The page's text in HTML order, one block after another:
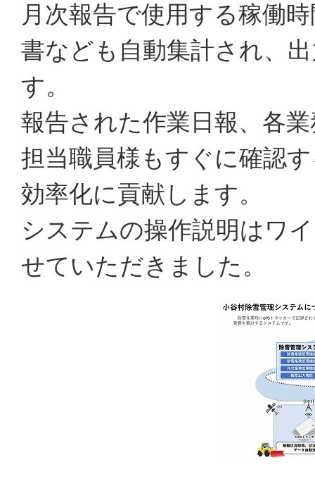
月次報告で使用する稼働
書なども自動集計され、
す。
報告された作業日報、各
担当職員様もすぐに確認
効率化に貢献します。
システムの操作説明はワ
せていただきました。